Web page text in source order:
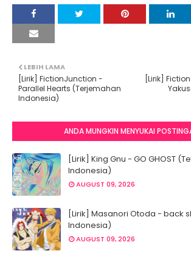
[Lirik]
LEBIH LAMA
[Lirik] FictionJunction -
Parallel Hearts (Terjemahan
Indonesia)
ANDA MUNGKIN MENYUKAI
[Lirik] King Gnu - GO GHOST
Indonesia)
AUGUST 09, 2026
[Lirik] Masanori Otoda - back
Indonesia)
AUGUST 09, 2026